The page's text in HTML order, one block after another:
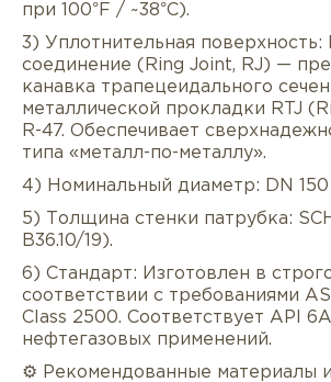
Оплата/доставка
при 100°F / ~38°C).
3) Уплотнительная поверхность:
соединение (Ring Joint, RJ) —
канавка трапецеидального
металлической прокладки RTJ
R-47. Обеспечивает
типа «металл-по-металлу».
4) Номинальный диаметр: DN 150
5) Толщина стенки патрубка:
B36.10/19).
6) Стандарт: Изготовлен в
соответствии с требованиями
Class 2500. Соответствует API
нефтегазовых применений.
⚙️ Рекомендованные материалы